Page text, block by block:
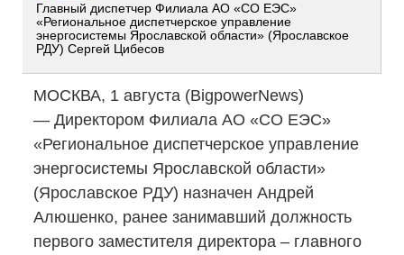
Главный диспетчер Филиала АО «СО ЕЭС»
«Региональное диспетчерское управление
энергосистемы Ярославской области» (Ярославское
РДУ) Сергей Цибесов
МОСКВА, 1 августа (BigpowerNews)
— Директором Филиала АО «СО ЕЭС»
«Региональное диспетчерское управление
энергосистемы Ярославской области»
(Ярославское РДУ) назначен Андрей
Алюшенко, ранее занимавший должность
первого заместителя директора – главного